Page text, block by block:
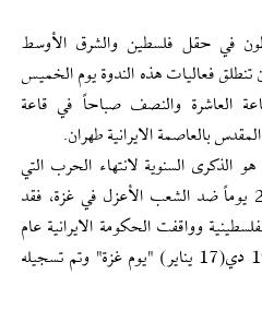
في حقل فلسطين والشرق الأوسط
تنطلق فعاليات هذه الندوة يوم الخميس
الساعة العاشرة والنصف صباحاً في قاعة
بالعاصمة الايرانية طهران.
أن 29 دي(17 يناير) هو الذكرى السنوية لانتهاء الحرب التي
شنها الکيان الصهيوني واستمرت 22 يوماً ضد الشعب الأعزل في غزة، فقد
وواقفت الحكومة الايرانية عام
88 هجري شمسي على تسمية يوم 19 دي(17 يناير) "يوم غزة" وتم تسجيله